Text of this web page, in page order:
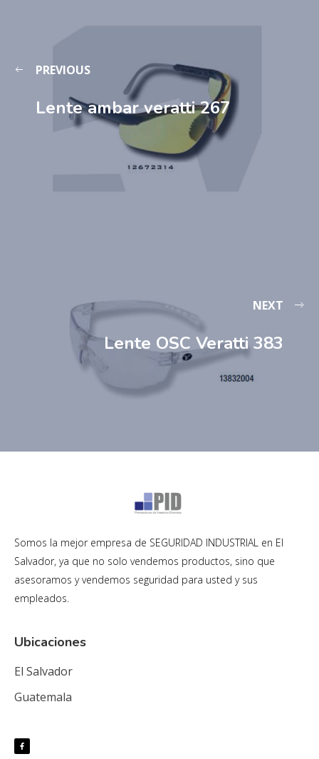
PREVIOUS
Lente ambar veratti 267
NEXT
Lente OSC Veratti 383
Somos la mejor empresa de SEGURIDAD INDUSTRIAL en El
Salvador, ya que no solo vendemos productos, sino que
asesoramos y vendemos seguridad para usted y sus
empleados.
Ubicaciones
El Salvador
Guatemala